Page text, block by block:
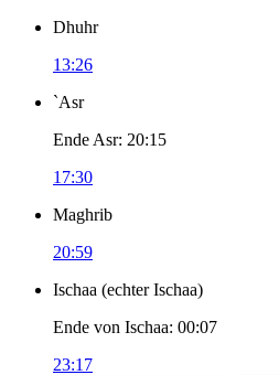
Dhuhr
13:26
`Asr
Ende Asr: 20:15
17:30
Maghrib
20:59
Ischaa (echter Ischaa)
Ende von Ischaa: 00:07
23:17